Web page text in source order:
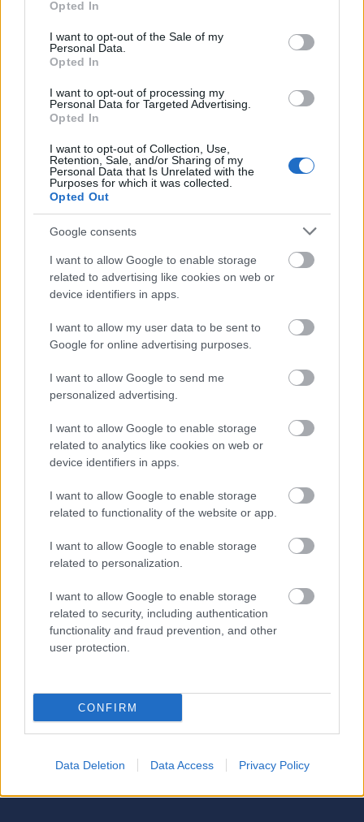
use your data for below specified purposes in below Google
consent section.
Opted In
I want to opt-out of the Sale of my
Personal Data.
Opted In
I want to opt-out of processing my
Personal Data for Targeted Advertising.
Opted In
I want to opt-out of Collection, Use,
Retention, Sale, and/or Sharing of my
Personal Data that Is Unrelated with the
Purposes for which it was collected.
Opted Out
Google consents
I want to allow Google to enable storage
related to advertising like cookies on web or
device identifiers in apps.
I want to allow my user data to be sent to
Google for online advertising purposes.
I want to allow Google to send me
personalized advertising.
I want to allow Google to enable storage
related to analytics like cookies on web or
device identifiers in apps.
I want to allow Google to enable storage
related to functionality of the website or app.
I want to allow Google to enable storage
related to personalization.
I want to allow Google to enable storage
related to security, including authentication
functionality and fraud prevention, and other
user protection.
CONFIRM
Data Deletion Data Access Privacy Policy
Mikäli Team United Bakeriesin joukkueessa
hiihtävä Northug sattuisi omista epäilyistään
huolimatta voittamaan Vasaloppetin, ei hän ole
vielä keksinyt sopivaa voittoelettä
maalisuoralle.
-Voin ainoastaan sanoa sen, että siinä
tapauksessa Jonas Karlssonin pitää sulkea
televisio, sanoo Northug ja viittaa viime talven
MM-hiihtojen viestin episodiin.
Holmenkollenilla Northug saapui viestin
ankkuriosuudella maalisuoralle turvallisessa
johdossa ennen Ruotsin Marcus Hellneriä. Juuri
ennen maaliviivan ylitystä hän hidasteli
katsellen samalla taakseen perässä hiihtävää
Karlsson ei pitänyt Northugin tempauksesta
kutsuen norjalaista suorassa lähetyksessä siaksi.
ruotsalaisten ja norjalaisten välillä.
toisen maratonhiihdon. Hänet nähdään joko
Italian Marcialongassa tai Saksan König Ludwig
Laufissa. Täysin poissuljettua ei ole myöskään
molempien edellä mainittujen kilpailujen
Lähde: Vasalöparen